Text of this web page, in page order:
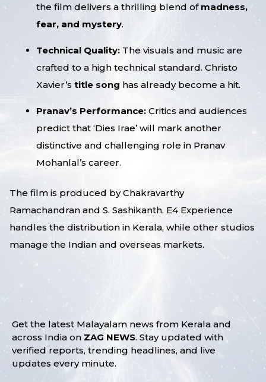
the film delivers a thrilling blend of madness,
fear, and mystery.
Technical Quality: The visuals and music are
crafted to a high technical standard. Christo
Xavier’stitle song has already become a hit.
Pranav’s Performance: Critics and audiences
predict that ‘Dies Irae’ will mark another
distinctive and challenging role in Pranav
Mohanlal’s career.
The film is produced by Chakravarthy
Ramachandran and S. Sashikanth. E4 Experience
handles the distribution in Kerala, while other studios
manage the Indian and overseas markets.
Get the latest Malayalam news from Kerala and
across India on ZAG NEWS. Stay updated with
verified reports, trending headlines, and live
updates every minute.